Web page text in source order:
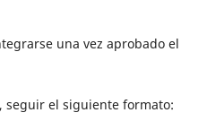
una vez aprobado el
seguir el siguiente formato: